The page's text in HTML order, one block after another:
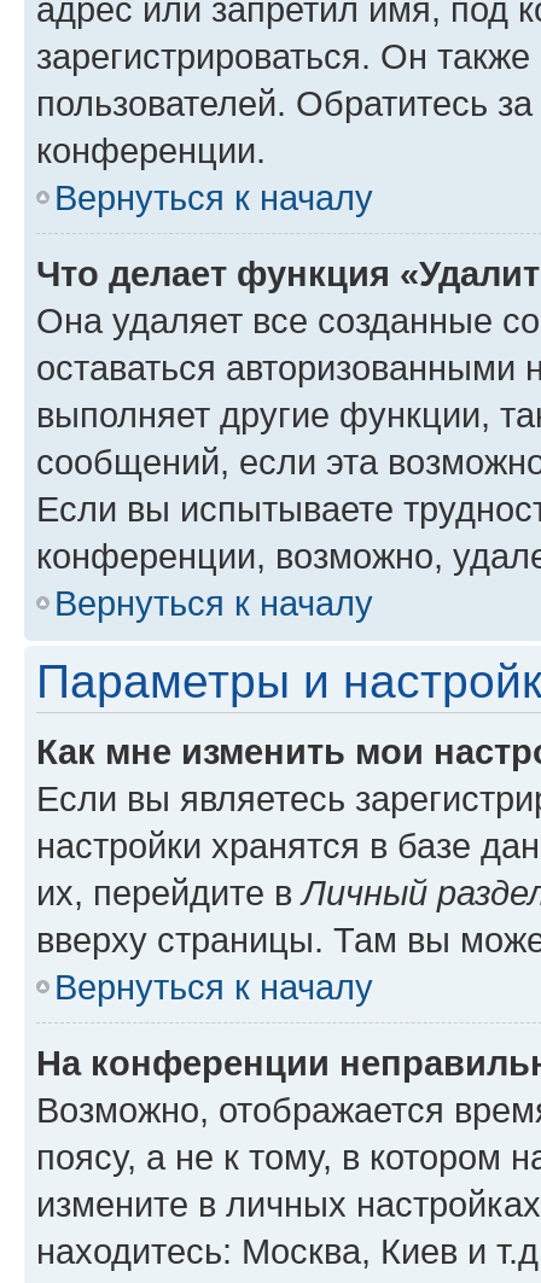
адрес или запретил имя, под
зарегистрироваться. Он
пользователей. Обратитесь
конференции.
Вернуться к началу
Что делает функция
Она удаляет все созданные
оставаться авторизованными
выполняет другие функции,
сообщений, если эта
Если вы испытываете
конференции, возможно,
Вернуться к началу
Параметры и
Как мне изменить мои
Если вы являетесь
настройки хранятся в базе
их, перейдите вЛичный
вверху страницы. Там вы
Вернуться к началу
На конференции
Возможно, отображается
поясу, а не к тому, в котором
измените в личных
находитесь: Москва, Киев и